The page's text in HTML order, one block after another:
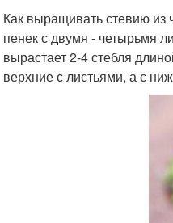
Как выращивать стевию из
пенек с двумя - четырьмя
вырастает 2-4 стебля
верхние с листьями, а с